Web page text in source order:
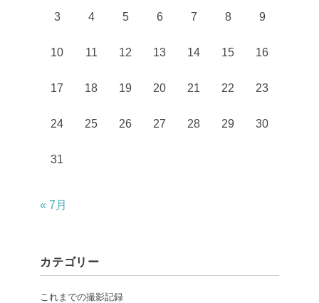
3 4 5 6 7 8 9
10 11 12 13 14 15 16
17 18 19 20 21 22 23
24 25 26 27 28 29 30
31
« 7月
カテゴリー
これまでの撮影記録